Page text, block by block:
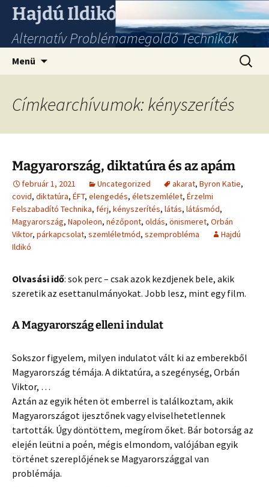
Hajdú Ildikó
Alternatív Problémamegoldó Technikák
Menü
Címkearchívumok: kényszerítés
Magyarország, diktatúra és az apám
február 1, 2021 Uncategorized akarat, Byron Katie,
covid, diktatúra, ÉFT, elengedés, életszemlélet, Érzelmi
Felszabadító Technika, férj, kényszerítés, látás, látásmód,
Magyarország, Napoleon, nézőpont, oldás, önismeret, Orbán
Viktor, párkapcsolat, szemléletmód, szemprobléma
Hajdú
Ildikó
Olvasási idő: sok perc – csak azok kezdjenek bele, akik
szeretik az esettanulmányokat. Jobb lesz, mint egy film.
A Magyarország elleni indulat
Sokszor figyelem, milyen indulatot vált ki az emberekből
Magyarország témája. A diktatúra, a szegénység, Orbán
Viktor, …
Aztán az egyik héten öt emberrel is találkoztam, akik
Magyarországot ijesztőnek vagy elviselhetetlennek
tartották. Úgy döntöttem, megírom őket. Bár botorság az
elején leütni a poén, mégis elmondom, valójában egyik
történet szereplőjének se Magyarországgal van
problémája.